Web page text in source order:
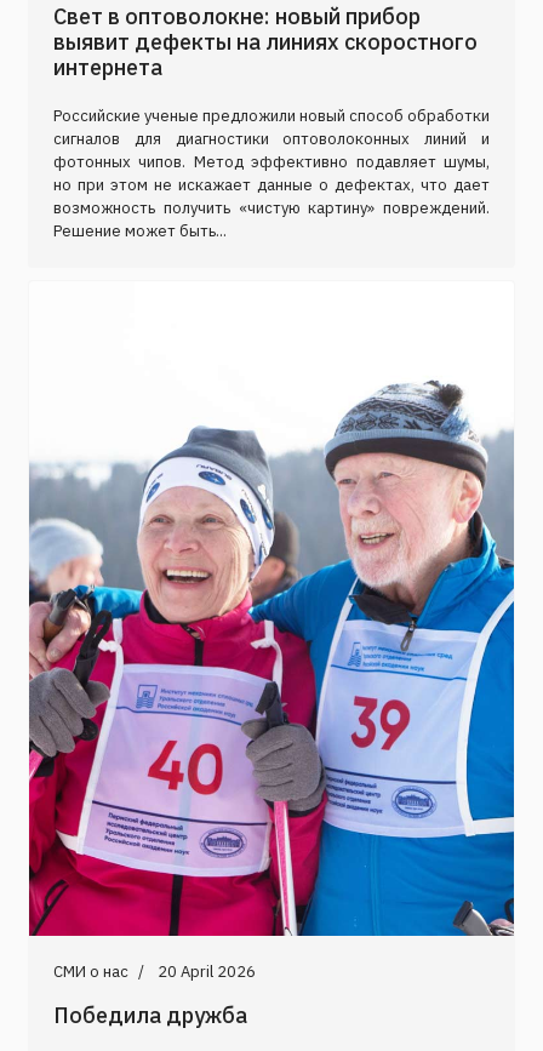
Свет в оптоволокне: новый прибор
выявит дефекты на линиях скоростного
интернета
Российские ученые предложили новый способ обработки
сигналов для диагностики оптоволоконных линий и
фотонных чипов. Метод эффективно подавляет шумы,
но при этом не искажает данные о дефектах, что дает
возможность получить «чистую картину» повреждений.
Решение может быть...
СМИ о нас 20 April 2026
Победила дружба